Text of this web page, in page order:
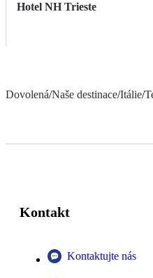
Hotel NH Trieste
Dovolená/Naše destinace/Itálie/
Kontakt
Kontaktujte nás